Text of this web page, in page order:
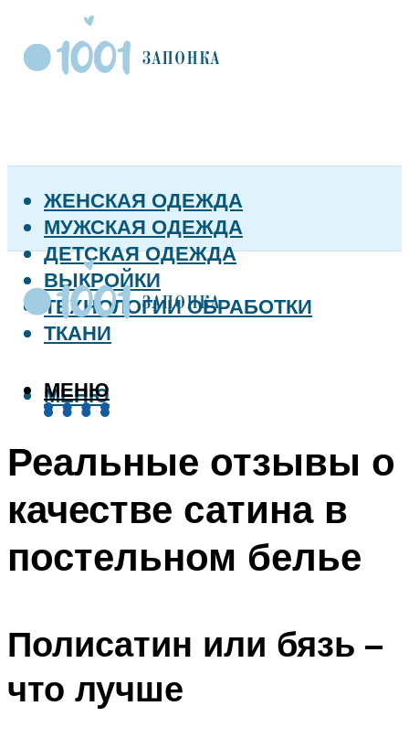
ЖЕНСКАЯ ОДЕЖДА
МУЖСКАЯ ОДЕЖДА
ДЕТСКАЯ ОДЕЖДА
ВЫКРОЙКИ
ТЕХНОЛОГИИ ОБРАБОТКИ
ТКАНИ
МЕНЮ
МЕНЮ
Реальные отзывы о
качестве сатина в
постельном белье
Полисатин или бязь –
что лучше